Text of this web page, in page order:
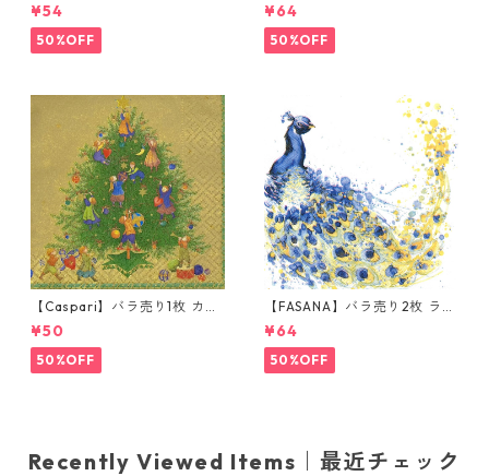
Bottles ホワイト
¥54
50%OFF
esh passion fruits ホワイト
¥64
50%OFF
【Caspari】バラ売り1枚 カク
テルサイズ ペーパーナプキン
Christmas Magic ゴールド
¥50
50%OFF
【FASANA】バラ売り2枚 ラン
チサイズ ペーパーナプキン Co
loured Peacock ホワイト
¥64
50%OFF
Recently Viewed Items｜最近チェック